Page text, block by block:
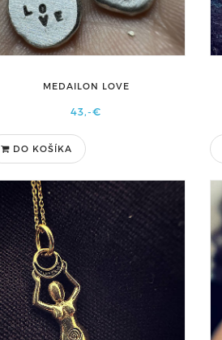
MEDAILON LOVE
43,-€
DO KOŠÍKA